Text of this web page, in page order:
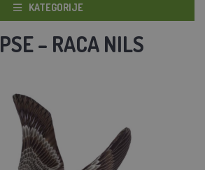
KATEGORIJE
– RACA NILS